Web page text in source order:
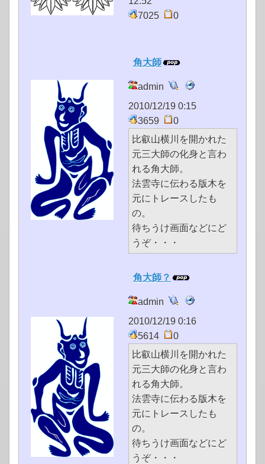
7025
0
角大師
admin
2010/12/19 0:15
3659
0
比叡山横川を開かれた
元三大師の化身と言わ
れる角大師。
法雲寺に伝わる版木を
元にトレースしたも
の。
待ちうけ画面などにど
うぞ・・・
角大師？
admin
2010/12/19 0:16
5614
0
比叡山横川を開かれた
元三大師の化身と言わ
れる角大師。
法雲寺に伝わる版木を
元にトレースしたも
の。
待ちうけ画面などにど
うぞ・・・